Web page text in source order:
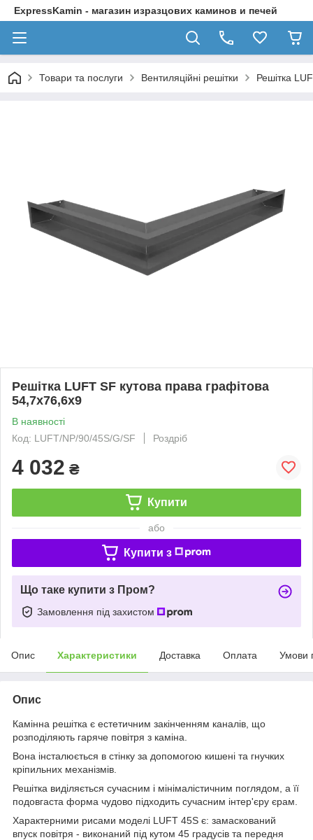
ExpressKamin - магазин изразцових каминов и печей
Товари та послуги Вентиляційні решітки Решітка
Решітка LUFT SF кутова права графітова
54,7x76,6x9
В наявності
Код: LUFT/NP/90/45S/G/SF
Роздріб
4 032 ₴
Купити
або
Купити з
Що таке купити з Пром?
Замовлення під захистом
Опис Характеристики Доставка Оплата Умови
Опис
Камінна решітка є естетичним закінченням каналів, що
розподіляють гаряче повітря з каміна.
Вона інсталюється в стінку за допомогою кишені та гнучких
кріпильних механізмів.
Решітка виділяється сучасним і мінімалістичним поглядом, а її
подовгаста форма чудово підходить сучасним інтер'єру єрам.
Характерними рисами моделі LUFT 45S є: замаскований
впуск повітря - виконаний під кутом 45 градусів та передня